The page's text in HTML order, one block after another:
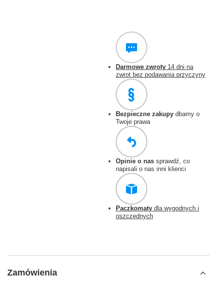
Darmowe zwroty 14 dni na
zwrot bez podawania przyczyny
Bezpieczne zakupy dbamy o
Twoje prawa
Opinie o nas sprawdź, co
napisali o nas inni klienci
Paczkomaty dla wygodnych i
oszczędnych
Zamówienia